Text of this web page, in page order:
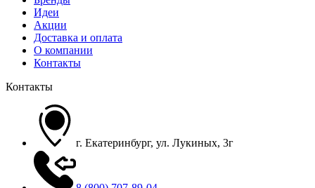
Идеи
Акции
Доставка и оплата
О компании
Контакты
Контакты
г. Екатеринбург, ул. Лукиных, 3г